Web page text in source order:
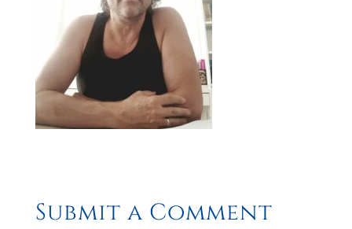
Submit a Comment